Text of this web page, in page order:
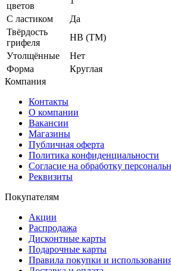
цветов
С ластиком
Да
Твёрдость
грифеля
HB (ТМ)
Утолщённые
Нет
Форма
Круглая
Компания
Контакты
О компании
Вакансии
Магазины
Публичная оферта
Политика конфиденциальности
Согласие на обработку
Реквизиты
Покупателям
Акции
Распродажа
Дисконтные карты
Подарочные карты
Правила покупки и